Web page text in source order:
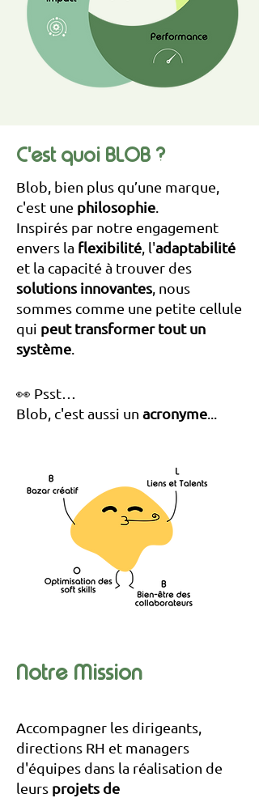
C'est quoi BLOB ?
Blob, bien plus qu’une marque,
c'est une philosophie
Inspirés par notre engagement
envers la flexibilité , l'adaptabilité
et la capacité à trouver des
solutions innovantes , nous
sommes comme une petite cellule
qui peut transformer tout un
système
👀 Psst…
Blob, c'est aussi un acronyme
Notre Mission
Accompagner les dirigeants,
directions RH et managers
d'équipes dans la réalisation de
leurs projets de